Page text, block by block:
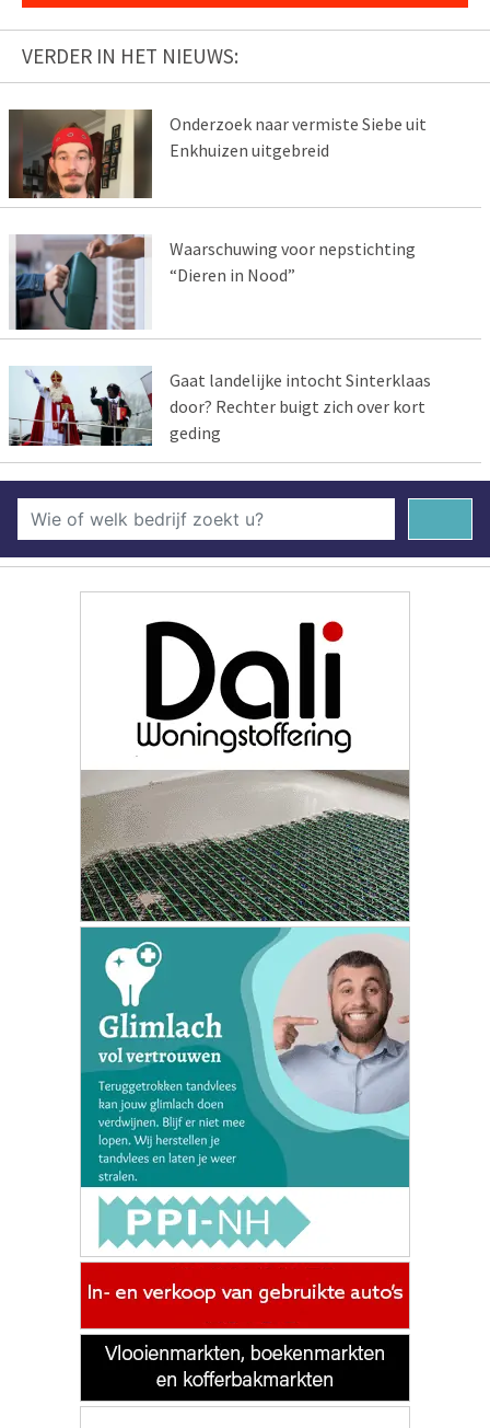
VERDER IN HET NIEUWS:
Onderzoek naar vermiste Siebe uit
Enkhuizen uitgebreid
Waarschuwing voor nepstichting
“Dieren in Nood”
Gaat landelijke intocht Sinterklaas
door? Rechter buigt zich over kort
geding